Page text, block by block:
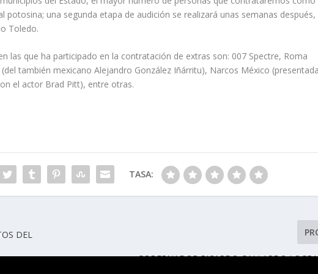
potosina; una segunda etapa de audición se realizará unas semanas después,
Toledo.
las que ha participado en la contratación de extras son: 007 Spectre, Roma
también mexicano Alejandro González Iñárritu), Narcos México (presentada
el actor Brad Pitt), entre otras.
TASA:
DEL
GOBERNADOR RICARDO GALLARDO